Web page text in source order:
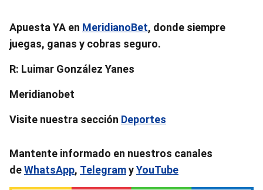
Apuesta YA en MeridianoBet, donde siempre
juegas, ganas y cobras seguro.
R: Luimar González Yanes
Meridianobet
Visite nuestra sección Deportes
Mantente informado en nuestros canales
deWhatsApp, TelegramyYouTube